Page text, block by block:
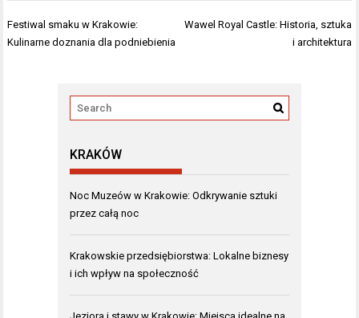
Nawigacja
wpisu
Festiwal smaku w Krakowie:
Kulinarne doznania dla podniebienia
Wawel Royal Castle: Historia, sztuka
i architektura
KRAKÓW
Noc Muzeów w Krakowie: Odkrywanie sztuki
przez całą noc
Krakowskie przedsiębiorstwa: Lokalne biznesy
i ich wpływ na społeczność